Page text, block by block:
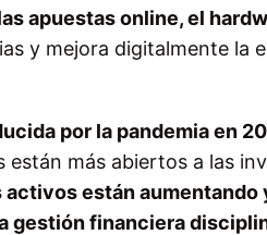
apuestas online, el
y mejora digitalmente la
por la pandemia en
están más abiertos a las
activos están
gestión financiera